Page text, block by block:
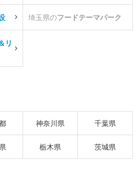
埼玉県のフードテーマパーク
リ
神奈川県 千葉県
栃木県 茨城県